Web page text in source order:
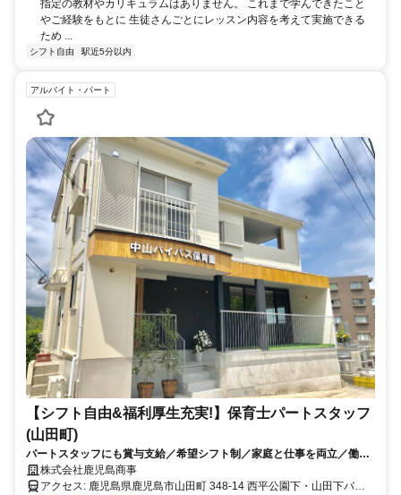
指定の教材やカリキュラムはありません。 これまで学んできたこと
やご経験をもとに 生徒さんごとにレッスン内容を考えて実施できる
ため ...
シフト自由 駅近5分以内
アルバイト・パート
【シフト自由&福利厚生充実!】保育士パートスタッフ
(山田町)
パートスタッフにも賞与支給／希望シフト制／家庭と仕事を両立／働き
やすさ◎／人間関係◎／働きやすい小規模保育
株式会社鹿児島商事
アクセス: 鹿児島県鹿児島市山田町 348-14 西平公園下・山田下バス